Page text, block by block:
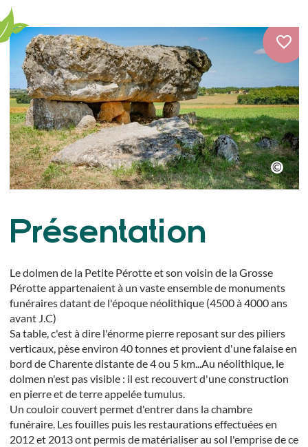
Présentation
Le dolmen de la Petite Pérotte et son voisin de la Grosse
Pérotte appartenaient à un vaste ensemble de monuments
funéraires datant de l'époque néolithique (4500 à 4000 ans
avant J.C)
Sa table, c'est à dire l'énorme pierre reposant sur des piliers
verticaux, pèse environ 40 tonnes et provient d'une falaise en
bord de Charente distante de 4 ou 5 km...Au néolithique, le
dolmen n'est pas visible : il est recouvert d'une construction
en pierre et de terre appelée tumulus.
Un couloir couvert permet d'entrer dans la chambre
funéraire. Les fouilles puis les restaurations effectuées en
2012 et 2013 ont permis de matérialiser au sol l'emprise de ce